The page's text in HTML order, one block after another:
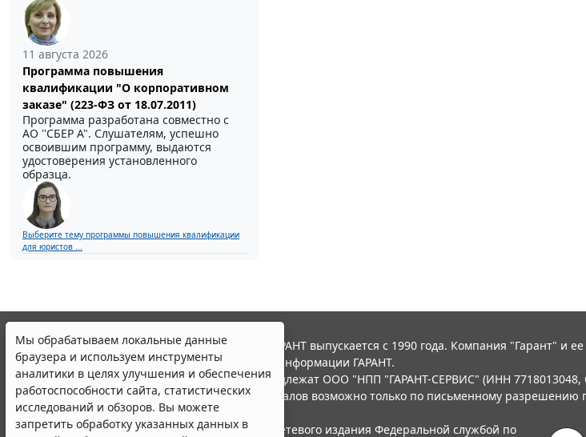
11 августа 2026
Программа повышения
квалификации "О корпоративном
заказе" (223-ФЗ от 18.07.2011)
Программа разработана совместно с
АО ''СБЕР А". Слушателям, успешно
освоившим программу, выдаются
удостоверения установленного
образца.
Выберите тему программы повышения квалификации
для юристов ...
Мы обрабатываем локальные данные
браузера и используем инструменты
аналитики в целях улучшения и обеспечения
работоспособности сайта, статистических
исследований и обзоров. Вы можете
запретить обработку указанных данных в
© ООО "НПП "ГАРАНТ-СЕРВИС", 2026. Система ГАРАНТ выпускается с 1990 года. Компания "Гарант" и
участниками Российской ассоциации правовой информации ГАРАНТ.
Все права на материалы сайта ГАРАНТ.РУ принадлежат ООО "НПП "ГАРАНТ-СЕРВИС" (ИНН 7718013048,
Полное или частичное воспроизведение материалов возможно только по письменному разрешению
Правила использования портала.
Портал ГАРАНТ.РУ зарегистрирован в качестве сетевого издания Федеральной службой по